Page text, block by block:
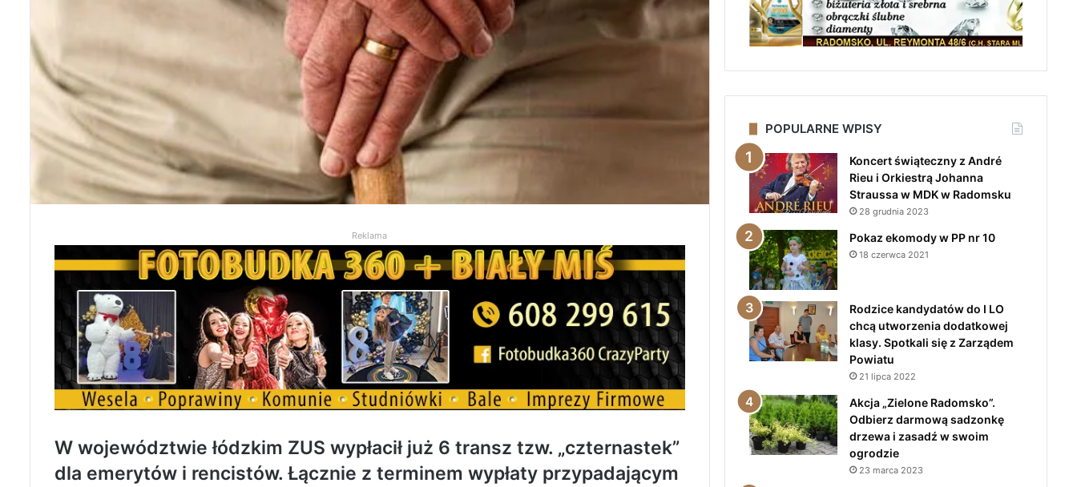
Reklama
W województwie łódzkim ZUS wypłacił już 6 transz tzw. „czternastek”
dla emerytów i rencistów. Łącznie z terminem wypłaty przypadającym
POPULARNE WPISY
Koncert świąteczny z André
Rieu i Orkiestrą Johanna
Straussa w MDK w Radomsku
28 grudnia 2023
Pokaz ekomody w PP nr 10
18 czerwca 2021
Rodzice kandydatów do I LO
chcą utworzenia dodatkowej
klasy. Spotkali się z Zarządem
Powiatu
21 lipca 2022
Akcja „Zielone Radomsko”.
Odbierz darmową sadzonkę
drzewa i zasadź w swoim
ogrodzie
23 marca 2023